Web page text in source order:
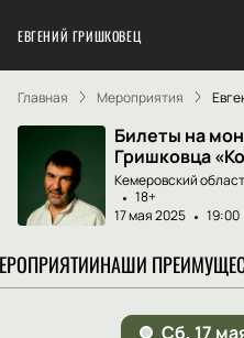
ЕВГЕНИЙ ГРИШКОВЕЦ
Главная Мероприятия
Билеты на
Гришковца
Кемеровский
18+
17 мая 2025
19:00
НАШИ